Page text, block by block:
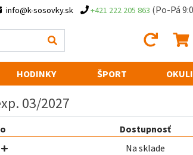
info@k-sosovky.sk +421 222 205 863 (Po-Pá
HODINKY ŠPORT
03/2027
Dostupnosť
Na sklade